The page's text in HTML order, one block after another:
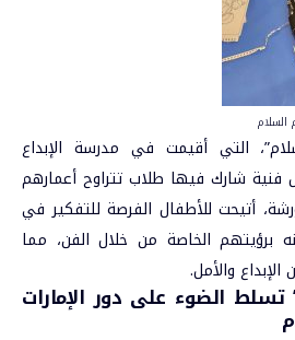
السلام
التي أقيمت في مدرسة الإبداع
فنية شارك فيها طلاب تتراوح أعمارهم
الورشة، أتيحت للأطفال الفرصة للتفكير في
برؤيتهم الخاصة من خلال الفن، مما
والأمل.
تسلط الضوء على دور الإمارات